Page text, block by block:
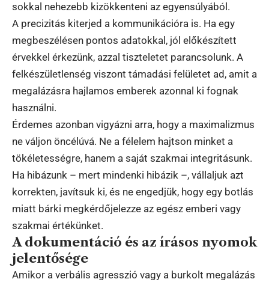
sokkal nehezebb kizökkenteni az egyensúlyából.
A precizitás kiterjed a kommunikációra is. Ha egy
megbeszélésen pontos adatokkal, jól előkészített
érvekkel érkezünk, azzal tiszteletet parancsolunk. A
felkészületlenség viszont támadási felületet ad, amit a
megalázásra hajlamos emberek azonnal ki fognak
használni.
Érdemes azonban vigyázni arra, hogy a maximalizmus
ne váljon öncélúvá. Ne a félelem hajtson minket a
tökéletességre, hanem a saját szakmai integritásunk.
Ha hibázunk – mert mindenki hibázik –, vállaljuk azt
korrekten, javítsuk ki, és ne engedjük, hogy egy botlás
miatt bárki megkérdőjelezze az egész emberi vagy
szakmai értékünket.
A dokumentáció és az írásos nyomok
jelentősége
Amikor a verbális agresszió vagy a burkolt megalázás